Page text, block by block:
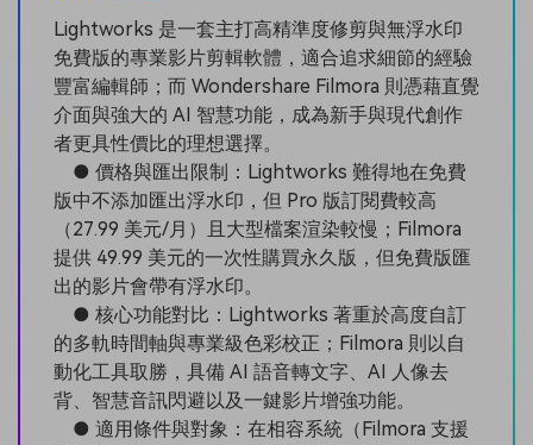
Lightworks 是一套主打高精準度修剪與無浮水印
免費版的專業影片剪輯軟體，適合追求細節的經驗
豐富編輯師；而 Wondershare Filmora 則憑藉直覺
介面與強大的 AI 智慧功能，成為新手與現代創作
者更具性價比的理想選擇。
● 價格與匯出限制：Lightworks 難得地在免費
版中不添加匯出浮水印，但 Pro 版訂閱費較高
（27.99 美元/月）且大型檔案渲染較慢；Filmora
提供 49.99 美元的一次性購買永久版，但免費版匯
出的影片會帶有浮水印。
● 核心功能對比：Lightworks 著重於高度自訂
的多軌時間軸與專業級色彩校正；Filmora 則以自
動化工具取勝，具備 AI 語音轉文字、AI 人像去
背、智慧音訊閃避以及一鍵影片增強功能。
● 適用條件與對象：在相容系統（Filmora 支援